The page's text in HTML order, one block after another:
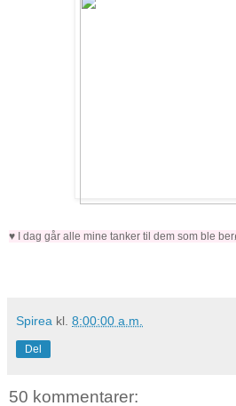
♥ I dag går alle mine tanker til dem som ble
Spirea kl. 8:00:00 a.m.
Del
50 kommentarer: